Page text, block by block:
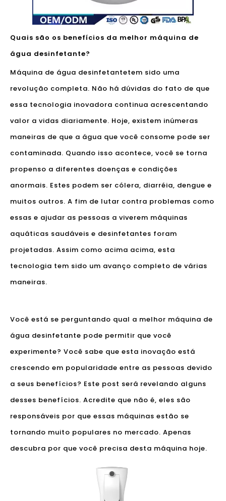
Quais são os benefícios da melhor máquina de
água desinfetante?
Máquina de água desinfetantetem sido uma
revolução completa. Não há dúvidas do fato de que
essa tecnologia inovadora continua acrescentando
valor a vidas diariamente. Hoje, existem inúmeras
maneiras de que a água que você consome pode ser
contaminada. Quando isso acontece, você se torna
propenso a diferentes doenças e condições
anormais. Estes podem ser cólera, diarréia, dengue e
muitos outros. A fim de lutar contra problemas como
essas e ajudar as pessoas a viverem máquinas
aquáticas saudáveis ​​e desinfetantes foram
projetadas. Assim como acima acima, esta
tecnologia tem sido um avanço completo de várias
maneiras.
Você está se perguntando qual a melhor máquina de
água desinfetante pode permitir que você
experimente? Você sabe que esta inovação está
crescendo em popularidade entre as pessoas devido
a seus benefícios? Este post será revelando alguns
desses benefícios. Acredite que não é, eles são
responsáveis ​​por que essas máquinas estão se
tornando muito populares no mercado. Apenas
descubra por que você precisa desta máquina hoje.